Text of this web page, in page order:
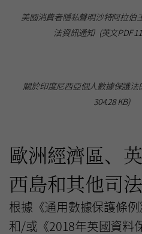
美國消費者隱私聲明沙特阿拉伯
法資訊通知 (英文PDF
關於印度尼西亞個人數據保護法
304.28 KB)
歐洲經濟區、
西島和其他司
根據《通用數據保護條
和/或《2018年英國資料